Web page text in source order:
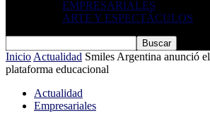
EMPRESARIALES
ARTE Y ESPECTÁCULOS
Inicio Actualidad Smiles Argentina anunció
plataforma educacional
Actualidad
Empresariales